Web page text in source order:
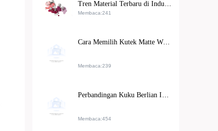
Membaca:241
Cara Memilih Kutek Matte Warna Nude yang Cocok untuk Kulit Sensitif
Membaca:239
Membaca:454